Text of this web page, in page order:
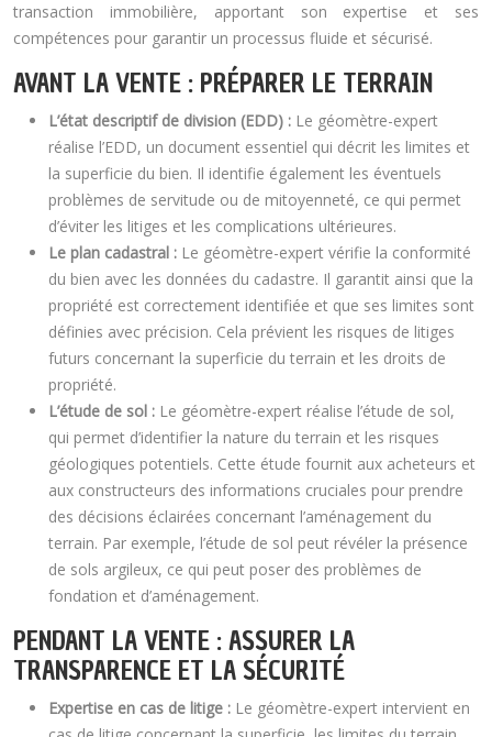
transaction immobilière, apportant son expertise et ses
compétences pour garantir un processus fluide et sécurisé.
AVANT LA VENTE : PRÉPARER LE TERRAIN
L’état descriptif de division (EDD) : Le géomètre-expert
réalise l’EDD, un document essentiel qui décrit les limites et
la superficie du bien. Il identifie également les éventuels
problèmes de servitude ou de mitoyenneté, ce qui permet
d’éviter les litiges et les complications ultérieures.
Le plan cadastral : Le géomètre-expert vérifie la conformité
du bien avec les données du cadastre. Il garantit ainsi que la
propriété est correctement identifiée et que ses limites sont
définies avec précision. Cela prévient les risques de litiges
futurs concernant la superficie du terrain et les droits de
propriété.
L’étude de sol : Le géomètre-expert réalise l’étude de sol,
qui permet d’identifier la nature du terrain et les risques
géologiques potentiels. Cette étude fournit aux acheteurs et
aux constructeurs des informations cruciales pour prendre
des décisions éclairées concernant l’aménagement du
terrain. Par exemple, l’étude de sol peut révéler la présence
de sols argileux, ce qui peut poser des problèmes de
fondation et d’aménagement.
PENDANT LA VENTE : ASSURER LA
TRANSPARENCE ET LA SÉCURITÉ
Expertise en cas de litige : Le géomètre-expert intervient en